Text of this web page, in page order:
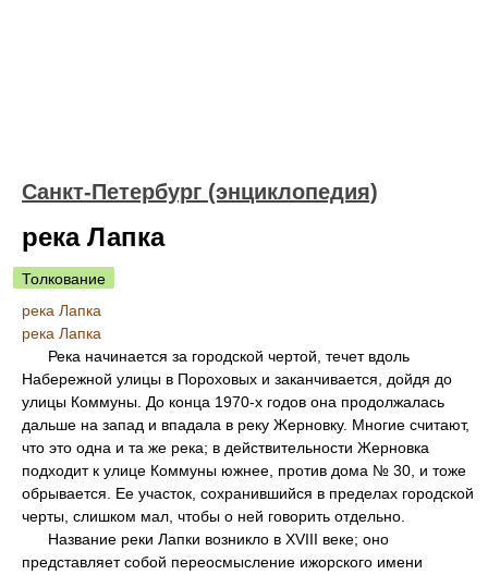
Санкт-Петербург (энциклопедия)
река Лапка
Толкование
река Лапка
река Лапка
Река начинается за городской чертой, течет вдоль
Набережной улицы в Пороховых и заканчивается, дойдя до
улицы Коммуны. До конца 1970-х годов она продолжалась
дальше на запад и впадала в реку Жерновку. Многие считают,
что это одна и та же река; в действительности Жерновка
подходит к улице Коммуны южнее, против дома № 30, и тоже
обрывается. Ее участок, сохранившийся в пределах городской
черты, слишком мал, чтобы о ней говорить отдельно.
Название реки Лапки возникло в XVIII веке; оно
представляет собой переосмысление ижорского имени